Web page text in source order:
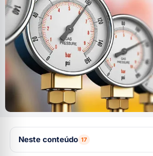
Neste conteúdo 17